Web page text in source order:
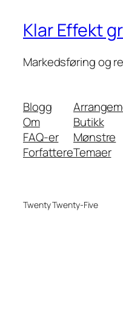
Klar Effekt
Markedsføring og
Blogg
Om
FAQ-er
Forfattere
Butikk
Mønstre
Temaer
Twenty Twenty-Five